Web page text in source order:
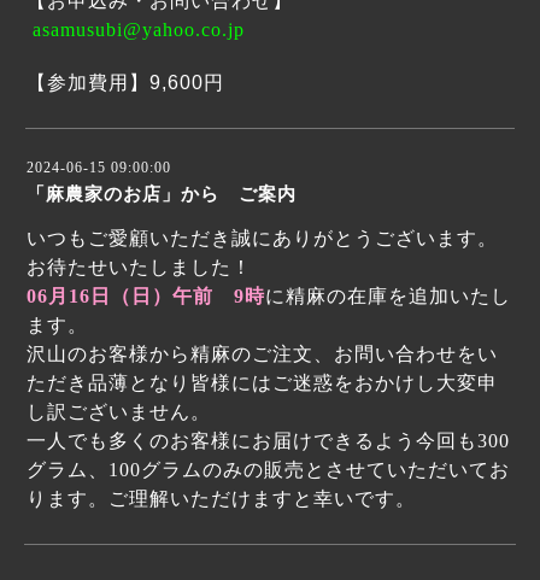
asamusubi@yahoo.co.jp
【参加費用】9,600円
2024-06-15 09:00:00
「麻農家のお店」から ご案内
いつもご愛顧いただき誠にありがとうございます。
お待たせいたしました！
06月16日（日）午前 9時に精麻の在庫を追加いたし
ます。
沢山のお客様から精麻のご注文、お問い合わせをい
ただき品薄となり皆様にはご迷惑をおかけし大変申
し訳ございません。
一人でも多くのお客様にお届けできるよう今回も300
グラム、100グラムのみの販売とさせていただいてお
ります。ご理解いただけますと幸いです。